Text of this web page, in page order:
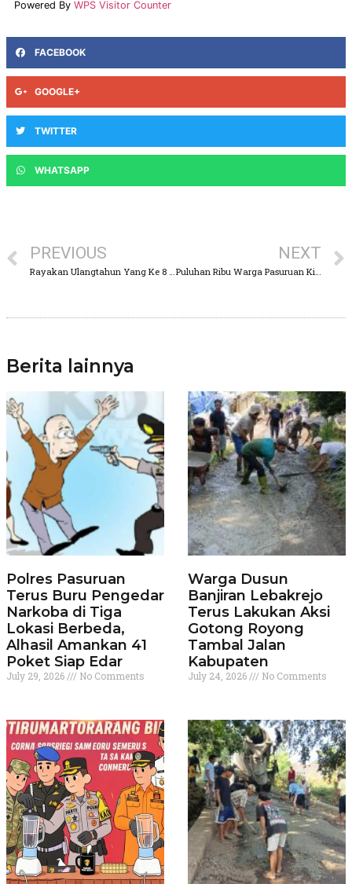
Powered By WPS Visitor Counter
FACEBOOK
GOOGLE+
TWITTER
WHATSAPP
PREVIOUS NEXT
Berita lainnya
Polres Pasuruan
Terus Buru Pengedar
Narkoba di Tiga
Lokasi Berbeda,
Alhasil Amankan 41
Poket Siap Edar
July 29, 2026 No Comments
Warga Dusun
Banjiran Lebakrejo
Terus Lakukan Aksi
Gotong Royong
Tambal Jalan
Kabupaten
July 24, 2026 No Comments